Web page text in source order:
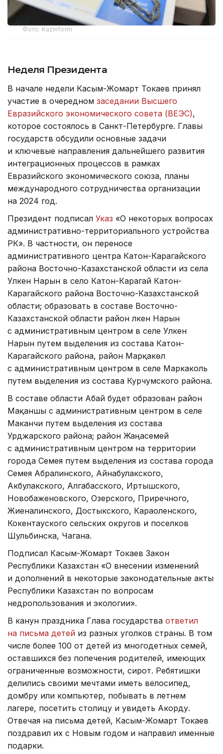
Фото: Kazinform
Неделя Президента
В начале недели Касым-Жомарт Токаев принял
участие в очередном заседании Высшего
Евразийского экономического совета (ВЕЭС),
которое состоялось в Санкт-Петербурге. Главы
государств обсудили основные задачи
и ключевые направления дальнейшего развития
интеграционных процессов в рамках
Евразийского экономического союза, планы
международного сотрудничества организации
на 2024 год.
Президент подписал Указ «О некоторых вопросах
административно-территориального устройства
РК». В частности, он переносе
административного центра Катон-Карагайского
района Восточно-Казахстанской области из села
Улкен Нарын в село Катон-Карагай Катон-
Карагайского района Восточно-Казахстанской
области; образовать в составе Восточно-
Казахстанской области район Үлкен Нарын
с административным центром в селе Улкен
Нарын путем выделения из состава Катон-
Карагайского района, район Марқакөл
с административным центром в селе Маркаколь
путем выделения из состава Курчумского района.
В составе области Абай будет образован район
Мақаншы с административным центром в селе
Маканчи путем выделения из состава
Урджарского района; район Жаңасемей
с административным центром на территории
города Семея путем выделения из состава города
Семея Абралинского, Айнабулакского,
Акбулакского, Алгабасского, Иртышского,
Новобаженовского, Озерского, Приречного,
Жиеналинского, Достыкского, Караоленского,
Кокентауского сельских округов и поселков
Шульбинска, Чагана.
Подписал Касым-Жомарт Токаев Закон
Республики Казахстан «О внесении изменений
и дополнений в некоторые законодательные акты
Республики Казахстан по вопросам
недропользования и экологии».
В канун праздника Глава государства ответил
на письма детей из разных уголков страны. В том
числе более 100 от детей из многодетных семей,
оставшихся без попечения родителей, имеющих
ограниченные возможности, сирот. Ребятишки
делились своими мечтами иметь велосипед,
домбру или компьютер, побывать в летнем
лагере, посетить столицу и увидеть Акорду.
Отвечая на письма детей, Касым-Жомарт Токаев
поздравил их с Новым годом и направил именные
подарки.